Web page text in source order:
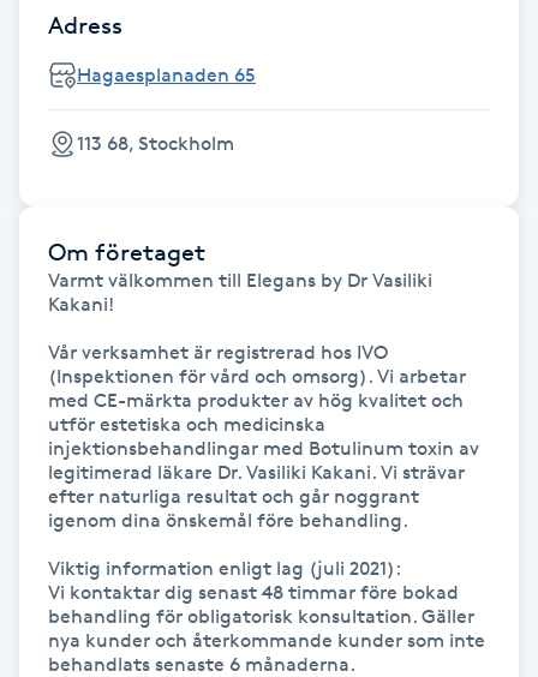
Hälsprickor
Idrottsmassage
IPL hårborttagning
IR-massage
Japansk massage
Katun fransar
Kemisk peeling
Adress
Hagaesplanaden 65
113 68, Stockholm
Om företaget
Varmt välkommen till Elegans by Dr Vasiliki
Kakani!
Vår verksamhet är registrerad hos IVO
(Inspektionen för vård och omsorg). Vi arbetar
med CE-märkta produkter av hög kvalitet och
utför estetiska och medicinska
injektionsbehandlingar med Botulinum toxin av
legitimerad läkare Dr. Vasiliki Kakani. Vi strävar
efter naturliga resultat och går noggrant
igenom dina önskemål före behandling.
Viktig information enligt lag (juli 2021):
Vi kontaktar dig senast 48 timmar före bokad
behandling för obligatorisk konsultation. Gäller
nya kunder och återkommande kunder som inte
behandlats senaste 6 månaderna.